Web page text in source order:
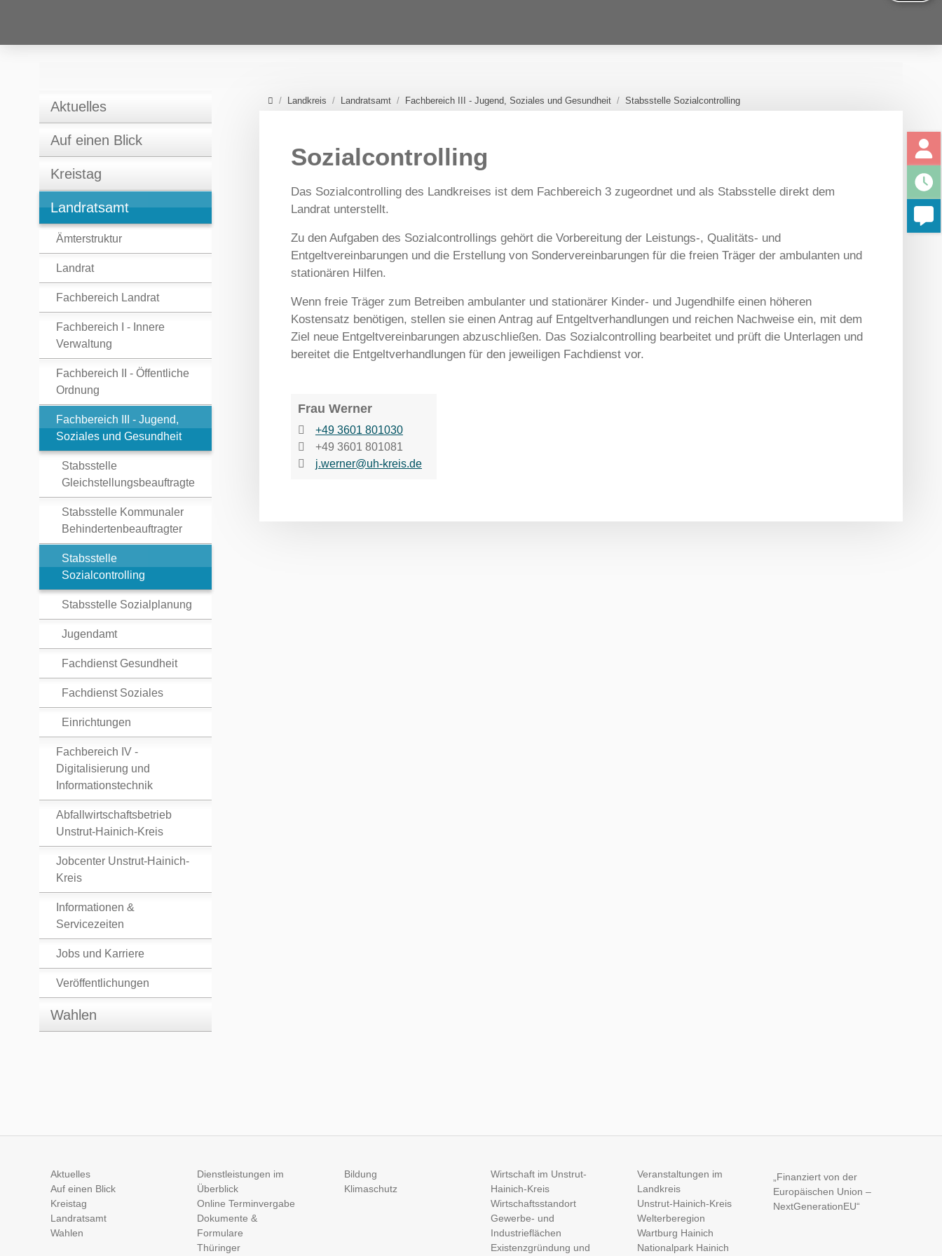
HomeLandkreis Landratsamt Fachbereich III - Jugend, Soziales und Gesundheit Stabsstelle Sozialcontrolling
Sozialcontrolling
Das Sozialcontrolling des Landkreises ist dem Fachbereich 3 zugeordnet und als Stabsstelle direkt dem
Landrat unterstellt.
Zu den Aufgaben des Sozialcontrollings gehört die Vorbereitung der Leistungs-, Qualitäts- und
Entgeltvereinbarungen und die Erstellung von Sondervereinbarungen für die freien Träger der ambulanten und
stationären Hilfen.
Wenn freie Träger zum Betreiben ambulanter und stationärer Kinder- und Jugendhilfe einen höheren
Kostensatz benötigen, stellen sie einen Antrag auf Entgeltverhandlungen und reichen Nachweise ein, mit dem
Ziel neue Entgeltvereinbarungen abzuschließen. Das Sozialcontrolling bearbeitet und prüft die Unterlagen und
bereitet die Entgeltverhandlungen für den jeweiligen Fachdienst vor.
Frau Werner
+49 3601 801030
+49 3601 801081
j.werner@uh-kreis.de
Aktuelles
Auf einen Blick
Kreistag
Landratsamt
Ämterstruktur
Landrat
Fachbereich Landrat
Fachbereich I - Innere
Verwaltung
Fachbereich II - Öffentliche
Ordnung
Fachbereich III - Jugend,
Soziales und Gesundheit
Stabsstelle
Gleichstellungsbeauftragte
Stabsstelle Kommunaler
Behindertenbeauftragter
Stabsstelle
Sozialcontrolling
Stabsstelle Sozialplanung
Jugendamt
Fachdienst Gesundheit
Fachdienst Soziales
Einrichtungen
Fachbereich IV -
Digitalisierung und
Informationstechnik
Abfallwirtschaftsbetrieb
Unstrut-Hainich-Kreis
Jobcenter Unstrut-Hainich-
Kreis
Informationen &
Servicezeiten
Jobs und Karriere
Veröffentlichungen
Wahlen
Aktuelles
Auf einen Blick
Kreistag
Landratsamt
Wahlen
Dienstleistungen im
Überblick
Online Terminvergabe
Dokumente &
Formulare
Thüringer
Bildung
Klimaschutz
Wirtschaft im Unstrut-
Hainich-Kreis
Wirtschaftsstandort
Gewerbe- und
Industrieflächen
Existenzgründung und
Veranstaltungen im
Landkreis
Unstrut-Hainich-Kreis
Welterberegion
Wartburg Hainich
Nationalpark Hainich
„Finanziert von der
Europäischen Union –
NextGenerationEU“